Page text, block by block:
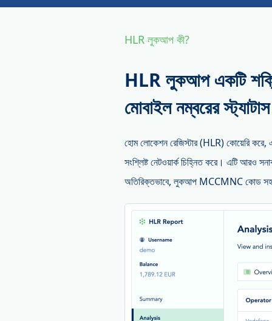
HLR লুকআপ কী?
HLR লুকআপ একটি
মোবাইল নম্বরের
হোম লোকেশন রেজিস্টার (HLR) কোয়েরি করে,
সংশ্লিষ্ট নেটওয়ার্ক চিহ্নিত করে। এটি আরও
অতিরিক্তভাবে, লুকআপ MCCMNC কোড সহ